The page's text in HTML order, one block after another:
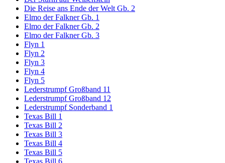
Die Reise ans Ende der Welt Gb. 2
Elmo der Falkner Gb. 1
Elmo der Falkner Gb. 2
Elmo der Falkner Gb. 3
Flyn 1
Flyn 2
Flyn 3
Flyn 4
Flyn 5
Lederstrumpf Großband 11
Lederstrumpf Großband 12
Lederstrumpf Sonderband 1
Texas Bill 1
Texas Bill 2
Texas Bill 3
Texas Bill 4
Texas Bill 5
Texas Bill 6